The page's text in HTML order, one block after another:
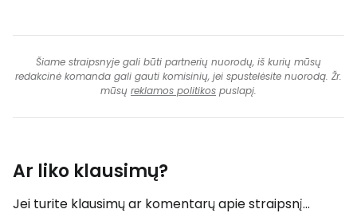
Šiame straipsnyje gali būti partnerių nuorodų, iš kurių mūsų
redakcinė komanda gali gauti komisinių, jei spustelėsite nuorodą. Žr.
mūsų reklamos politikos puslapį.
Ar liko klausimų?
Jei turite klausimų ar komentarų apie straipsnį...